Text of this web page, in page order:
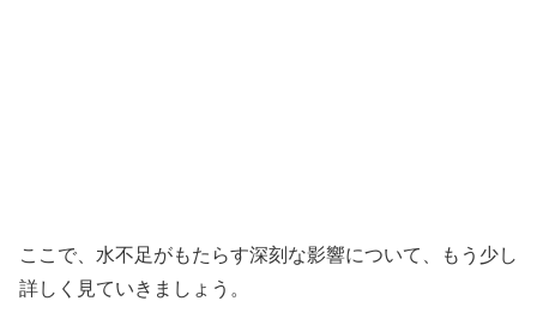
ここで、水不足がもたらす深刻な影響について、もう少し
詳しく見ていきましょう。